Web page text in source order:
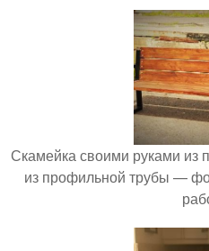
Скамейка своими руками из
из профильной трубы —